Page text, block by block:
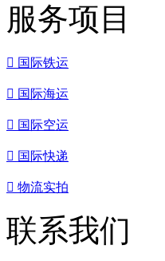
服务项目
 国际铁运
 国际海运
 国际空运
 国际快递
 物流实拍
联系我们